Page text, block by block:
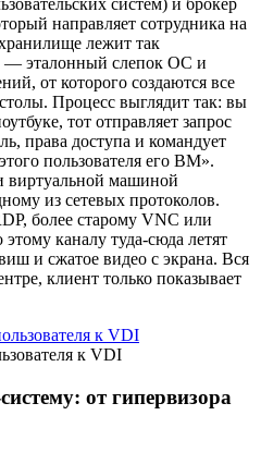
направляет сотрудника на
лежит так
— эталонный слепок ОС и
от которого создаются все
Процесс выглядит так: вы
тот отправляет запрос
права доступа и командует
пользователя его ВМ».
виртуальной машиной
из сетевых протоколов.
более старому VNC или
каналу туда-сюда летят
и сжатое видео с экрана. Вся
клиент только показывает
к VDI
от гипервизора